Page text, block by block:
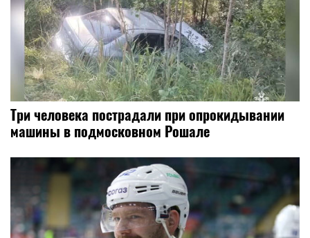
Три человека пострадали при опрокидывании
машины в подмосковном Рошале